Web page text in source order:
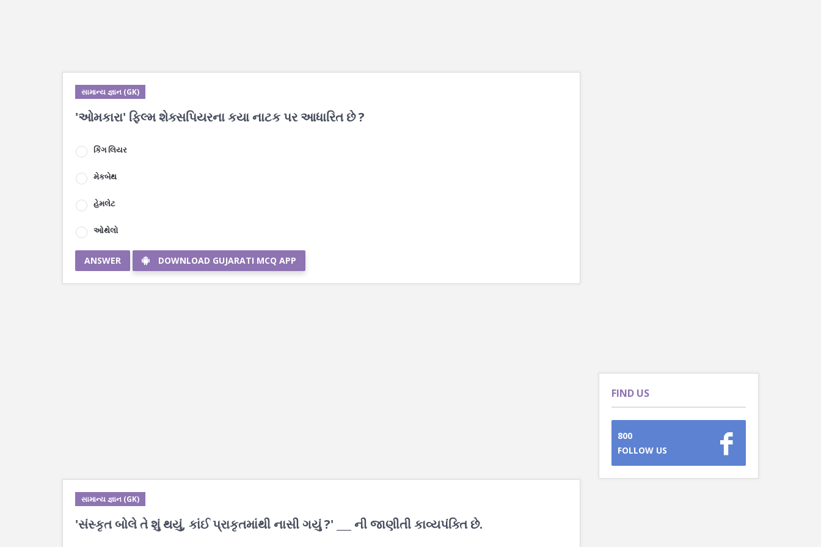
સામાન્ય જ્ઞાન (GK)
'ઓમકારા' ફિલ્મ શેક્સપિયરના કયા નાટક પર આધારિત છે ?
કિંગ લિયર
મેકબેથ
હેમલેટ
ઓથેલો
ANSWER DOWNLOAD GUJARATI MCQ APP
સામાન્ય જ્ઞાન (GK)
'સંસ્કૃત બોલે તે શું થયું, કાંઈ પ્રાકૃતમાંથી નાસી ગયું ?' ___ ની જાણીતી કાવ્યપંક્તિ છે.
FIND US
800
FOLLOW US